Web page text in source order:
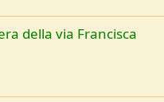
della via Francisca